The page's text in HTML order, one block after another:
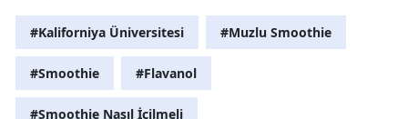
#Kaliforniya Üniversitesi #Muzlu Smoothie
#Smoothie #Flavanol
#Smoothie Nasıl İçilmeli